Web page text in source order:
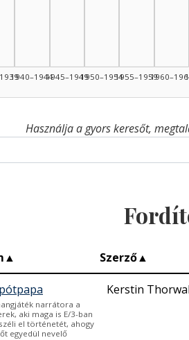
1940–19441945–19491950–19541955–1959
Használja a gyors keresőt,
▲ Szerző▲
narrátora a
aki maga is E/3-ban
el történetét, ahogy
egyedül nevelő
Kerstin